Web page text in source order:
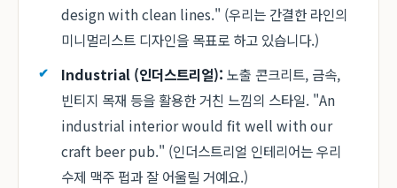
design with clean lines." (우리는 간결한 라인의
미니멀리스트 디자인을 목표로 하고 있습니다.)
Industrial (인더스트리얼): 노출 콘크리트, 금속,
빈티지 목재 등을 활용한 거친 느낌의 스타일. "An
industrial interior would fit well with our
craft beer pub." (인더스트리얼 인테리어는 우리
수제 맥주 펍과 잘 어울릴 거예요.)